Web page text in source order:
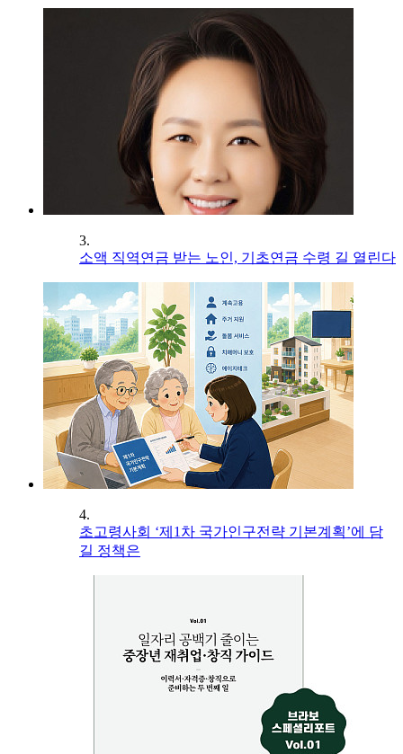
3.
소액 직역연금 받는 노인, 기초연금 수령 길 열린다
4.
초고령사회 ‘제1차 국가인구전략 기본계획’에 담
길 정책은